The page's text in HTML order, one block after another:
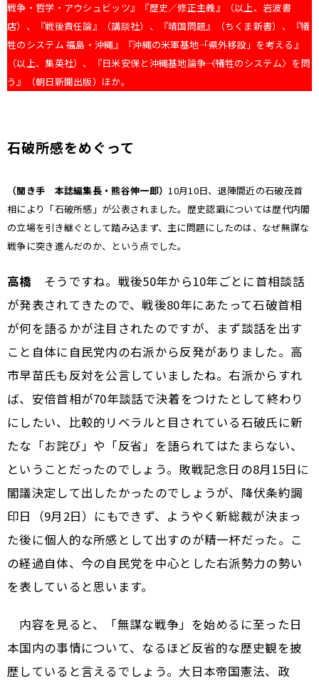
戦争・哲学・アウシュビッツ』『歴史／修正主義』（以上、岩波書
店）、『戦後責任論』（講談社）、『靖国問題』（ちくま新書）、『犠
牲のシステム 福島・沖縄』『沖縄の米軍基地――「県外移設」を考える』
（以上、集英社）、『日米安保と沖縄基地論争――〈犠牲のシステム〉を問
う』（朝日新聞出版）ほか。
石破所感をめぐって
（聞き手 本誌編集長・熊谷伸一郎）――10月10日、退陣間近の石破茂首
相により「石破所感」が公表されました。歴史認識については歴代内閣
の立場を引き継ぐとして踏み込まず、主に問題にしたのは、なぜ無謀な
戦争に突き進んだのか、という点でした。
高橋 そうですね。戦後50年から10年ごとに首相談話
が発表されてきたので、戦後80年にあたって石破首相
が何を語るかが注目されたのですが、まず談話を出す
こと自体に自民党内の右派から反発がありました。高
市早苗氏も反対を公言していましたね。右派からすれ
ば、安倍首相が70年談話で決着をつけたとして終わり
にしたい、比較的リベラルと目されている石破氏に新
たな「お詫び」や「反省」を語られてはたまらない、
ということだったのでしょう。敗戦記念日の8月15日に
閣議決定して出したかったのでしょうが、降伏条約調
印日（9月2日）にもできず、ようやく新総裁が決まっ
た後に個人的な所感として出すのが精一杯だった。こ
の経過自体、今の自民党を中心とした右派勢力の勢い
を表していると思います。
内容を見ると、「無謀な戦争」を始めるに至った日
本国内の事情について、なるほど反省的な歴史観を披
歴していると言えるでしょう。大日本帝国憲法、政